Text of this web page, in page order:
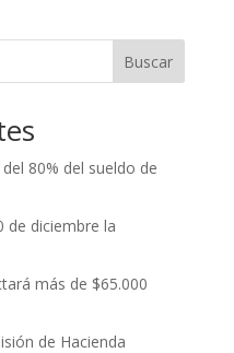
Buscar
80% del sueldo de
de diciembre la
más de $65.000
de Hacienda